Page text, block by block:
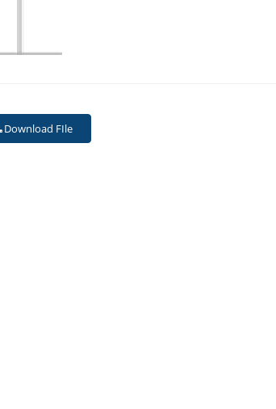
Download FIle